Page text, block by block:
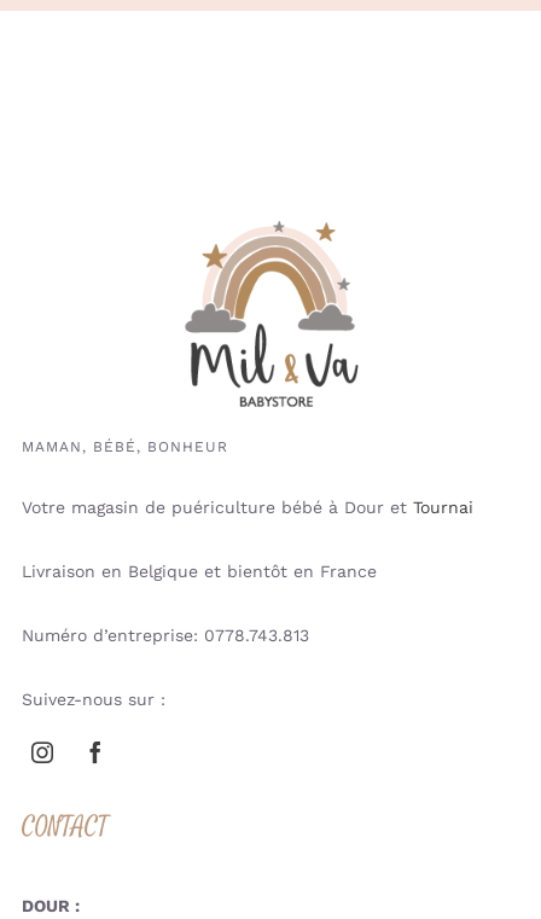
MAMAN, BÉBÉ, BONHEUR
Votre magasin de puériculture bébé à Dour et Tournai
Livraison en Belgique et bientôt en France
Numéro d’entreprise: 0778.743.813
Suivez-nous sur :
CONTACT
DOUR :